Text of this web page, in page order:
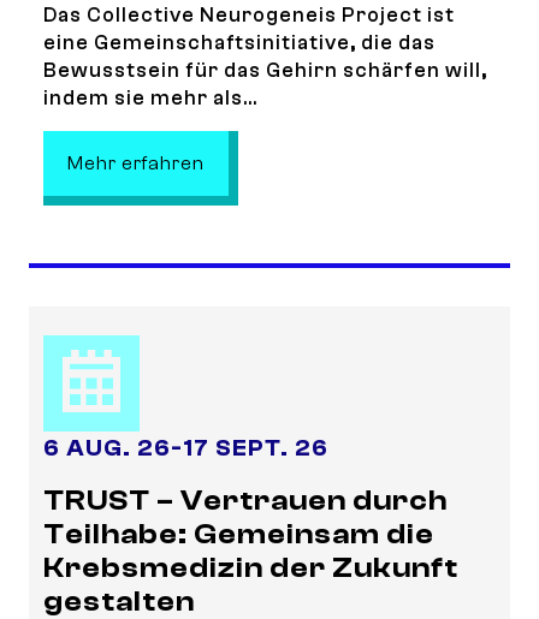
Das Collective Neurogeneis Project ist
eine Gemeinschaftsinitiative, die das
Bewusstsein für das Gehirn schärfen will,
indem sie mehr als...
Mehr erfahren
6 AUG. 26-17 SEPT. 26
TRUST – Vertrauen durch
Teilhabe: Gemeinsam die
Krebsmedizin der Zukunft
gestalten